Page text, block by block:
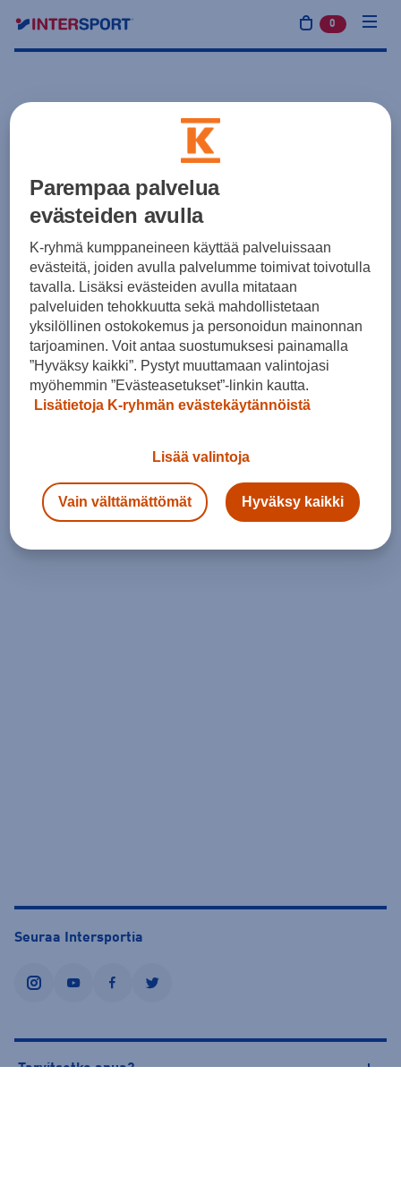
0 tuotetta
Seuraa Intersportia
instagramyoutubefacebooktwitter
Tarvitsetko apua?
Parempaa palvelua
evästeiden avulla
K-ryhmä kumppaneineen käyttää palveluissaan
evästeitä, joiden avulla palvelumme toimivat toivotulla
tavalla. Lisäksi evästeiden avulla mitataan
palveluiden tehokkuutta sekä mahdollistetaan
yksilöllinen ostokokemus ja personoidun mainonnan
tarjoaminen. Voit antaa suostumuksesi painamalla
”Hyväksy kaikki”. Pystyt muuttamaan valintojasi
myöhemmin ”Evästeasetukset”-linkin kautta.
Lisätietoja K-ryhmän evästekäytännöistä
Lisää valintoja
Vain välttämättömät Hyväksy kaikki